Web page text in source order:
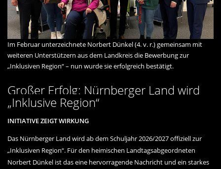
Im Februar unterzeichnete Norbert Dünkel (4. v. r.) gemeinsam mit
weiteren Unterstützern aus dem Landkreis die Bewerbung zur
Inklusiven Region“ – nun wurde sie erfolgreich bestätigt.
Großer Erfolg: Nürnberger Land wird
Inklusive Region“
INITIATIVE ZEIGT WIRKUNG
Das Nürnberger Land wird ab dem Schuljahr 2026/2027 offiziell zur
Inklusiven Region“. Für den heimischen Landtagsabgeordneten
Norbert Dünkel ist das eine hervorragende Nachricht und ein starkes